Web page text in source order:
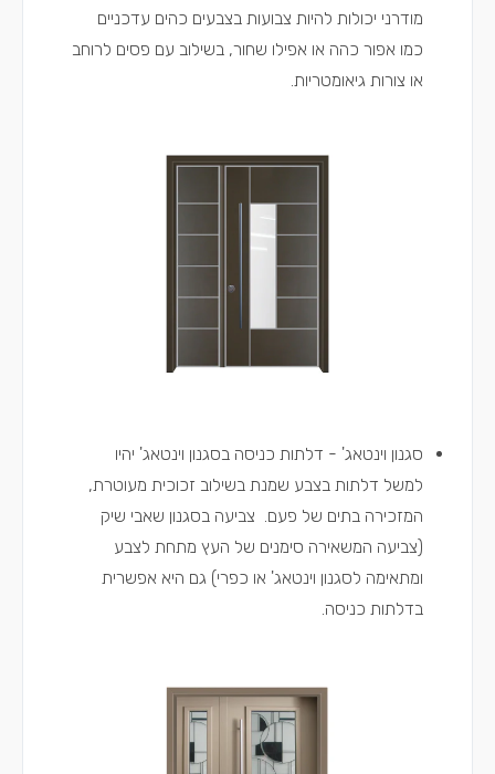
מודרני יכולות להיות צבועות בצבעים כהים עדכניים
כמו אפור כהה או אפילו שחור, בשילוב עם פסים לרוחב
או צורות גיאומטריות.
סגנון וינטאג' - דלתות כניסה בסגנון וינטאג' יהיו
למשל דלתות בצבע שמנת בשילוב זכוכית מעוטרת,
המזכירה בתים של פעם. צביעה בסגנון שאבי שיק
(צביעה המשאירה סימנים של העץ מתחת לצבע
ומתאימה לסגנון וינטאג' או כפרי) גם היא אפשרית
בדלתות כניסה.